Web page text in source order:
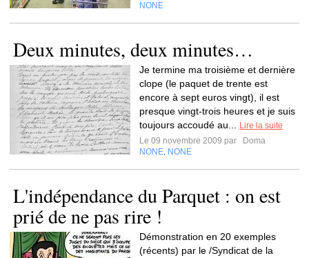
NONE
Deux minutes, deux minutes…
Je termine ma troisième et dernière
clope (le paquet de trente est
encore à sept euros vingt), il est
presque vingt-trois heures et je suis
toujours accoudé au...
Lire la suite
Le 09 novembre 2009 par
Doma
NONE NONE
L'indépendance du Parquet : on est
prié de ne pas rire !
Démonstration en 20 exemples
(récents) par le /Syndicat de la